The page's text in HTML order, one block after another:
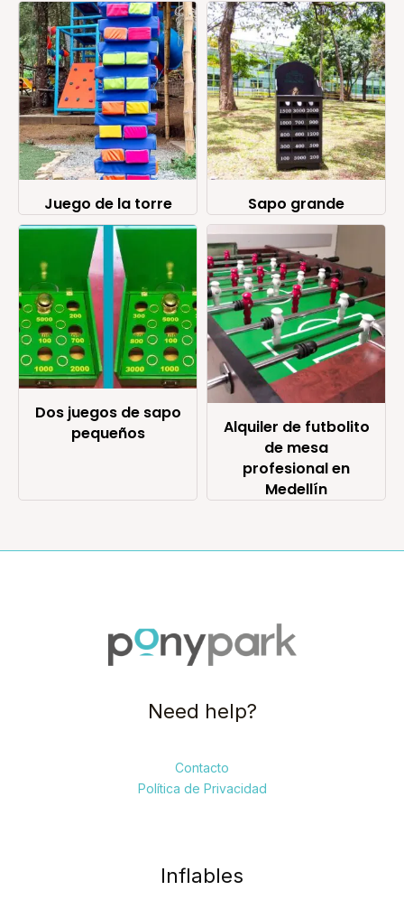
Juego de la torre Sapo grande
Dos juegos de sapo
pequeños
Alquiler de futbolito
de mesa
profesional en
Medellín
Need help?
Contacto
Política de Privacidad
Inflables